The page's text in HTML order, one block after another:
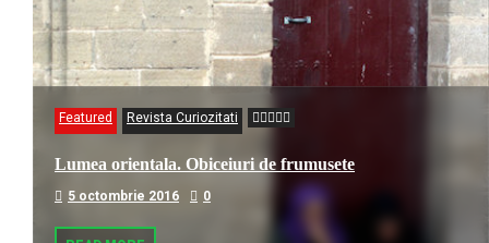
Featured Revista Curiozitati
Lumea orientala. Obiceiuri de frumusete
5 octombrie 2016 0